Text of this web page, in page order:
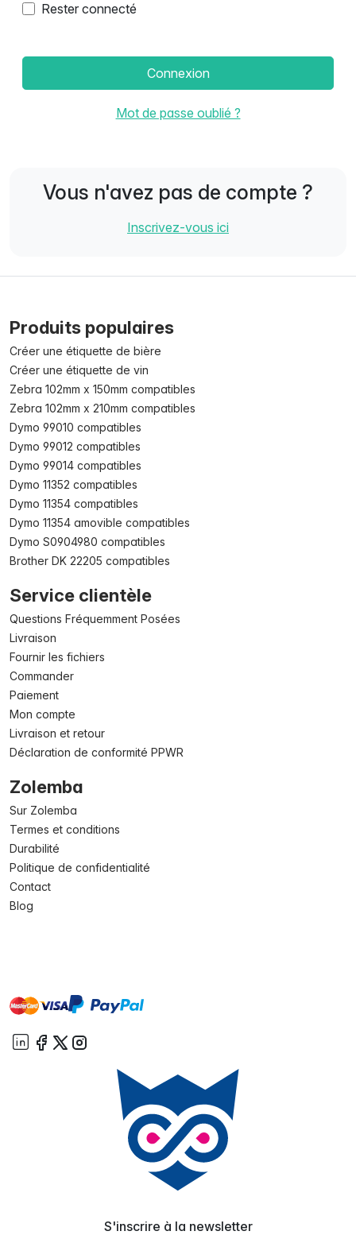
Rester connecté
Connexion
Mot de passe oublié ?
Vous n'avez pas de compte ?
Inscrivez-vous ici
Produits populaires
Créer une étiquette de bière
Créer une étiquette de vin
Zebra 102mm x 150mm compatibles
Zebra 102mm x 210mm compatibles
Dymo 99010 compatibles
Dymo 99012 compatibles
Dymo 99014 compatibles
Dymo 11352 compatibles
Dymo 11354 compatibles
Dymo 11354 amovible compatibles
Dymo S0904980 compatibles
Brother DK 22205 compatibles
Service clientèle
Questions Fréquemment Posées
Livraison
Fournir les fichiers
Commander
Paiement
Mon compte
Livraison et retour
Déclaration de conformité PPWR
Zolemba
Sur Zolemba
Termes et conditions
Durabilité
Politique de confidentialité
Contact
Blog
mastervisa paypal
S'inscrire à la newsletter